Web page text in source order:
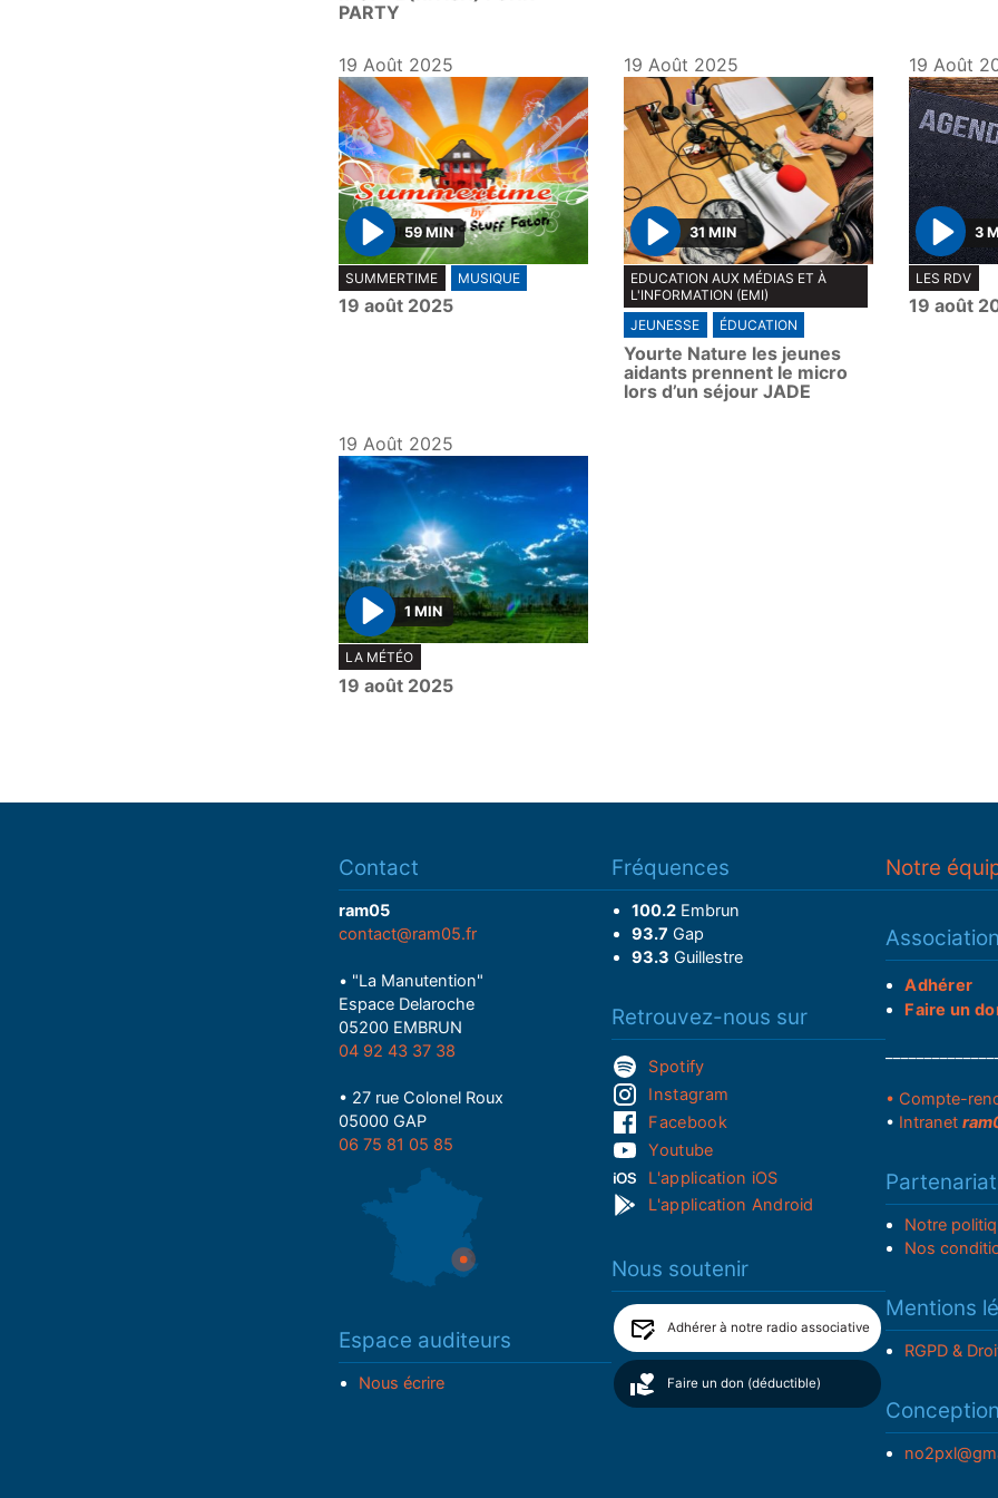
PARTY
19 Août 2025
P
l
a
59 MIN
SUMMERTIME MUSIQUE
19 août 2025
19 Août 2025
P
l
a
y
31 MIN
EDUCATION AUX MÉDIAS ET À
L'INFORMATION (EMI)
JEUNESSE
ÉDUCATION
Yourte Nature les jeunes
aidants prennent le micro
lors d’un séjour JADE
19 Août
P
l
a
3
LES RDV
19 août
19 Août 2025
P
l
a
1 MIN
LA MÉTÉO
19 août 2025
Contact
ram05
contact@ram05.fr
• "La Manutention"
Espace Delaroche
05200 EMBRUN
04 92 43 37 38
• 27 rue Colonel Roux
05000 GAP
06 75 81 05 85
Espace auditeurs
Nous écrire
Fréquences
100.2Embrun
93.7 Gap
93.3 Guillestre
Retrouvez-nous sur
Spotify
Instagram
Facebook
Youtube
L'application iOS
L'application Android
Nous soutenir
Adhérer à notre radio associative
Faire un don (déductible)
Notre
Adhérer
Faire un
• Compte-
• Intranet
Notre
Nos
Mentions
RGPD &